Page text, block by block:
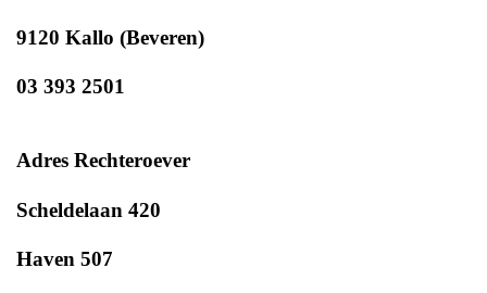
9120 Kallo (Beveren)
03 393 2501
Adres Rechteroever
Scheldelaan 420
Haven 507